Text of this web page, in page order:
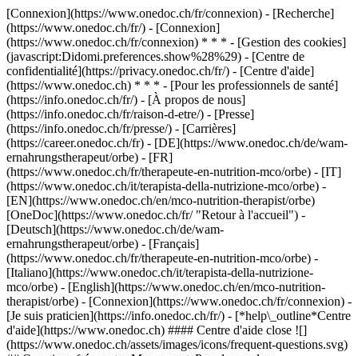
[Connexion](https://www.onedoc.ch/fr/connexion) - [Recherche]
(https://www.onedoc.ch/fr/) - [Connexion]
(https://www.onedoc.ch/fr/connexion) * * * - [Gestion des cookies]
(javascript:Didomi.preferences.show%28%29) - [Centre de
confidentialité](https://privacy.onedoc.ch/fr/) - [Centre d'aide]
(https://www.onedoc.ch) * * * - [Pour les professionnels de santé]
(https://info.onedoc.ch/fr/) - [À propos de nous]
(https://info.onedoc.ch/fr/raison-d-etre/) - [Presse]
(https://info.onedoc.ch/fr/presse/) - [Carrières]
(https://career.onedoc.ch/fr) - [DE](https://www.onedoc.ch/de/wam-
ernahrungstherapeut/orbe) - [FR]
(https://www.onedoc.ch/fr/therapeute-en-nutrition-mco/orbe) - [IT]
(https://www.onedoc.ch/it/terapista-della-nutrizione-mco/orbe) -
[EN](https://www.onedoc.ch/en/mco-nutrition-therapist/orbe)
[OneDoc](https://www.onedoc.ch/fr/ "Retour à l'accueil") -
[Deutsch](https://www.onedoc.ch/de/wam-
ernahrungstherapeut/orbe) - [Français]
(https://www.onedoc.ch/fr/therapeute-en-nutrition-mco/orbe) -
[Italiano](https://www.onedoc.ch/it/terapista-della-nutrizione-
mco/orbe) - [English](https://www.onedoc.ch/en/mco-nutrition-
therapist/orbe) - [Connexion](https://www.onedoc.ch/fr/connexion) -
[Je suis praticien](https://info.onedoc.ch/fr/) - [*help\_outline*Centre
d'aide](https://www.onedoc.ch) #### Centre d'aide close ![]
(https://www.onedoc.ch/assets/images/icons/frequent-questions.svg)